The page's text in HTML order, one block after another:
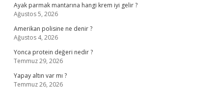
Ayak parmak mantarına hangi krem iyi gelir ?
Ağustos 5, 2026
Amerikan polisine ne denir ?
Ağustos 4, 2026
Yonca protein değeri nedir ?
Temmuz 29, 2026
Yapay altın var mı ?
Temmuz 26, 2026